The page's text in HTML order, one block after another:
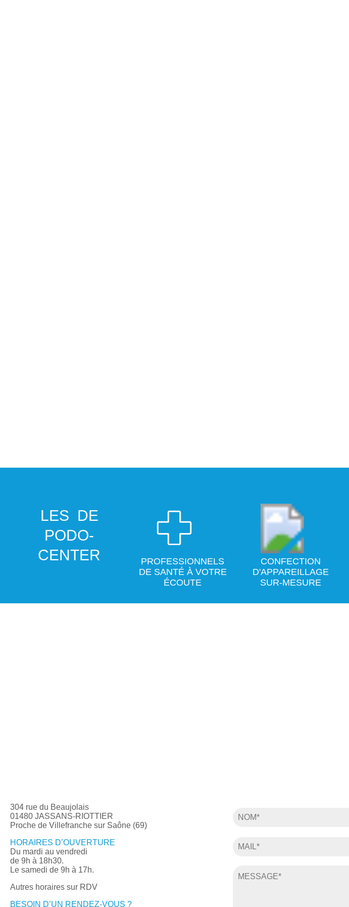
LES DE
PODO-
CENTER
PROFESSIONNELS
DE SANTÉ À VOTRE
ÉCOUTE
CONFECTION
D'APPAREILLAGE
SUR-MESURE
304 rue du Beaujolais
01480 JASSANS-RIOTTIER
Proche de Villefranche sur Saône (69)
HORAIRES D’OUVERTURE
Du mardi au vendredi
de 9h à 18h30.
Le samedi de 9h à 17h.
Autres horaires sur RDV
BESOIN D’UN RENDEZ-VOUS ?
*
mail
*
*